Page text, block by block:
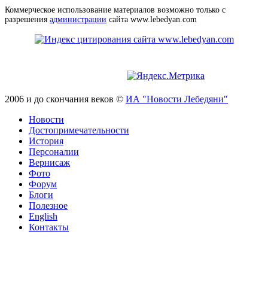
Коммерческое использование материалов возможно только с
разрешения администрации сайта www.lebedyan.com
2006 и до скончания веков © ИА "Новости Лебедяни"
Новости
Достопримечательности
История
Персоналии
Вернисаж
Фото
Форум
Блоги
Полезное
English
Контакты